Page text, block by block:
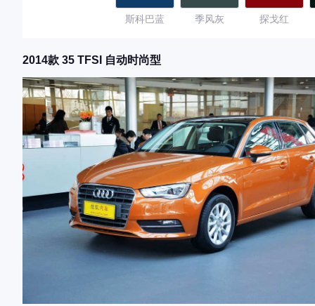
斯科巴蓝 季风灰 探戈红
2014款 35 TFSI 自动时尚型